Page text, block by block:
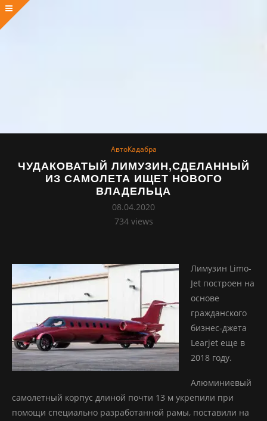
АвтоКадабра
ЧУДАКОВАТЫЙ ЛИМУЗИН,СДЕЛАННЫЙ
ИЗ САМОЛЕТА ИЩЕТ НОВОГО
ВЛАДЕЛЬЦА
08.04.2020
734views
Лимузин Limo-
Jet построен на
основе
гражданского
бизнес-джета
Learjet еще в
2018 году.
Алюминиевый
самолетный корпус длиной почти 13 м укрепили при
помощи специально разработанной рамы, поставили на